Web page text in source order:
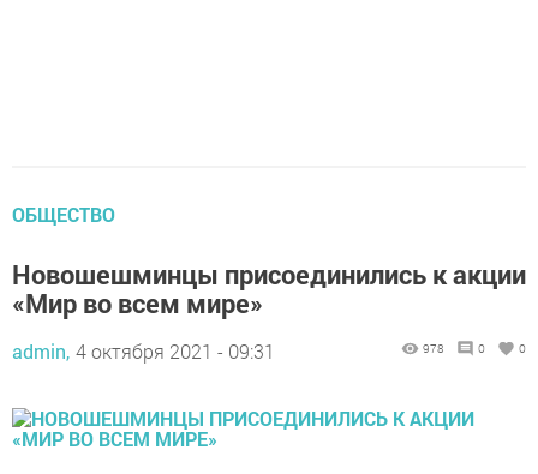
ОБЩЕСТВО
Новошешминцы присоединились к акции
«Мир во всем мире»
admin, 4 октября 2021 - 09:31 978 0 0